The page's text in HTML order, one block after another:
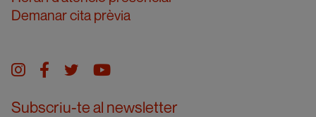
Demanar cita prèvia
Instagram
facebook
twitteryoutube
Subscriu-te al newsletter